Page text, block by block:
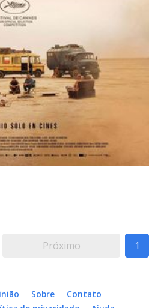
Próximo 1
Sobre
Contato